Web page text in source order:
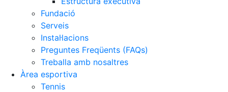
Fundació
Serveis
Instal·lacions
Preguntes Freqüents (FAQs)
Treballa amb nosaltres
Àrea esportiva
Tennis